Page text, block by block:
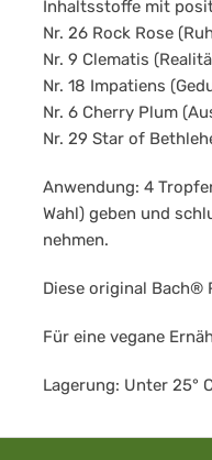
Inhaltsstoffe mit
Nr. 26 Rock Rose
Nr. 9 Clematis
Nr. 18 Impatiens
Nr. 6 Cherry Plum
Nr. 29 Star of
Anwendung: 4
Wahl) geben und
nehmen.
Diese original Bach®
Für eine vegane
Lagerung: Unter 25°